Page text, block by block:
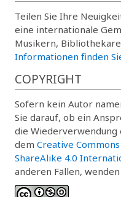
Teilen Sie Ihre
eine internationale
Musikern,
Informationen finden
COPYRIGHT
Sofern kein Autor
Sie darauf, ob ein
die Wiederverwendung
dem Creative
ShareAlike 4.0
anderen Fällen,